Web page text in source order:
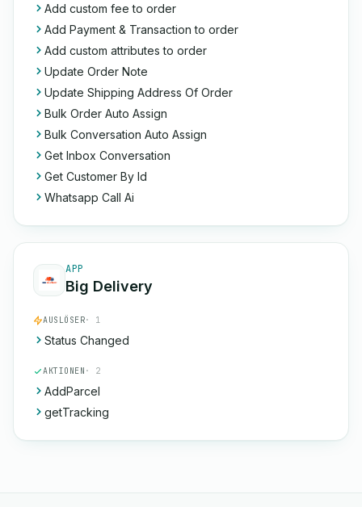
Add custom fee to order
Add Payment & Transaction to order
Add custom attributes to order
Update Order Note
Update Shipping Address Of Order
Bulk Order Auto Assign
Bulk Conversation Auto Assign
Get Inbox Conversation
Get Customer By Id
Whatsapp Call Ai
APP
Big Delivery
AUSLÖSER· 1
Status Changed
AKTIONEN · 2
AddParcel
getTracking